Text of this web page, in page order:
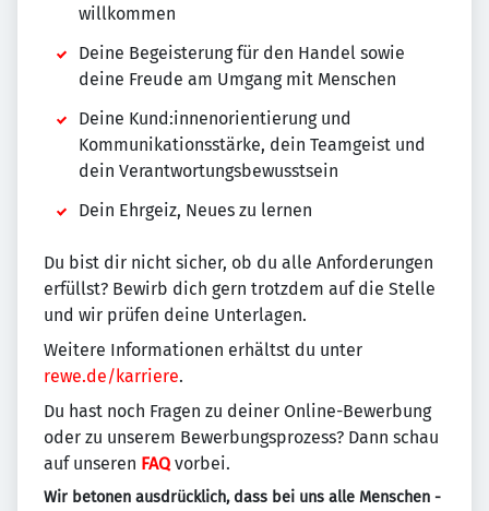
willkommen
Deine Begeisterung für den Handel sowie
deine Freude am Umgang mit Menschen
Deine Kund:innenorientierung und
Kommunikationsstärke, dein Teamgeist und
dein Verantwortungsbewusstsein
Dein Ehrgeiz, Neues zu lernen
Du bist dir nicht sicher, ob du alle Anforderungen
erfüllst? Bewirb dich gern trotzdem auf die Stelle
und wir prüfen deine Unterlagen.
Weitere Informationen erhältst du unter
rewe.de/karriere.
Du hast noch Fragen zu deiner Online-Bewerbung
oder zu unserem Bewerbungsprozess? Dann schau
auf unseren FAQvorbei.
Wir betonen ausdrücklich, dass bei uns alle Menschen -